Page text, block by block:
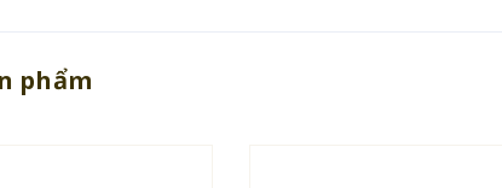
phẩm